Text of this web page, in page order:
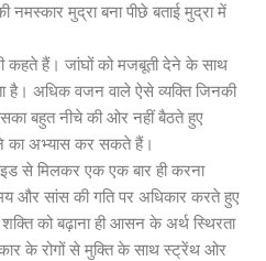
नमस्कार मुद्रा बना पीछे बताई मुद्रा में
कहते हैं। जांघों को मजबूती देने के साथ
है। अधिक वजन वाले ऐसे व्यक्ति जिनकी
बहुत नीचे की ओर नहीं बैठते हुए
का अभ्यास कर सकते हैं।
से मिलकर एक एक बार ही करना
और सांस की गति पर अधिकार करते हुए
को बढ़ाना ही आसन के अर्थ स्थिरता
के रोगों से मुक्ति के साथ स्ट्रेंथ ओर